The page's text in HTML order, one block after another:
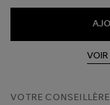
VOIR
VOTRE CONSEILLÈRE